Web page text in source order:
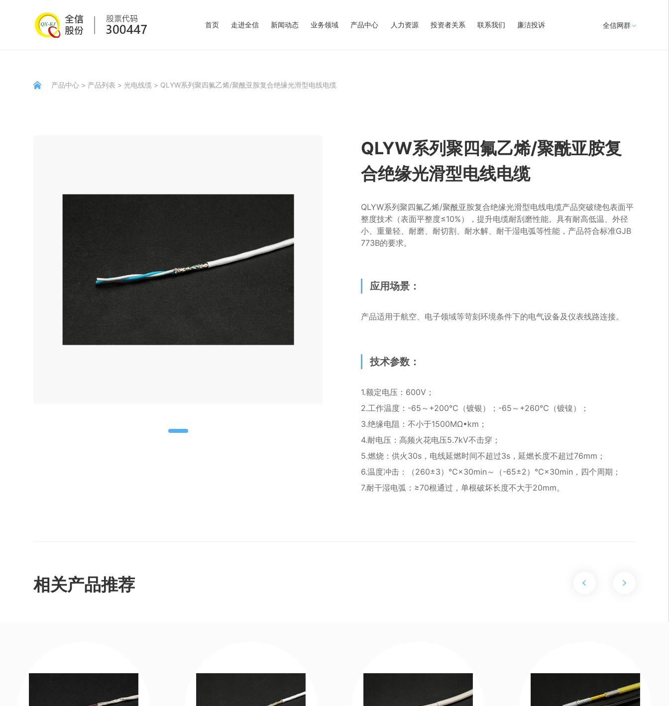
首页 走进全信 新闻动态 业务领域 产品中心 人力资源 投资者关系 联系我们 廉洁投诉 全信网群
产品中心 > 产品列表 > 光电线缆 > QLYW系列聚四氟乙烯/聚酰亚胺复合绝缘光滑型电线电缆
QLYW系列聚四氟乙烯/聚酰亚胺复
合绝缘光滑型电线电缆
QLYW系列聚四氟乙烯/聚酰亚胺复合绝缘光滑型电线电缆产品突破绕包表面平
整度技术（表面平整度≤10%），提升电缆耐刮磨性能。具有耐高低温、外径
小、重量轻、耐磨、耐切割、耐水解、耐干湿电弧等性能，产品符合标准GJB
773B的要求。
应用场景：
产品适用于航空、电子领域等苛刻环境条件下的电气设备及仪表线路连接。
技术参数：
1.额定电压：600V；
2.工作温度：-65～+200℃（镀银）；-65～+260℃（镀镍）；
3.绝缘电阻：不小于1500MΩ•km；
4.耐电压：高频火花电压5.7kV不击穿；
5.燃烧：供火30s，电线延燃时间不超过3s，延燃长度不超过76mm；
6.温度冲击：（260±3）℃×30min～（-65±2）℃×30min，四个周期；
7.耐干湿电弧：≥70根通过，单根破坏长度不大于20mm。
相关产品推荐